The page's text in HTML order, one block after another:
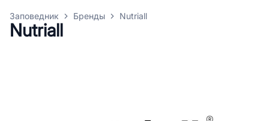
Заповедник Бренды Nutriall
Nutriall